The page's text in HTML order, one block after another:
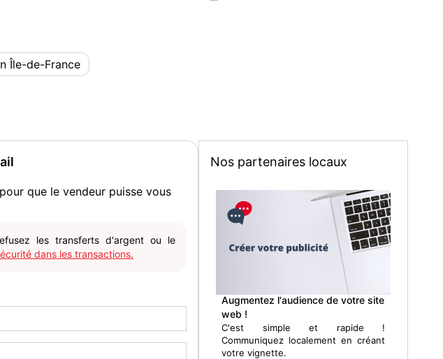
Île-de-France
que le vendeur puisse vous
les transferts d'argent ou le
dans les transactions.
Nos partenaires locaux
Augmentez l'audience de votre site
web !
C'est simple et rapide !
Communiquez localement en créant
votre vignette.